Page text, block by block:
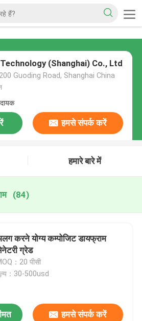
(Shanghai) Co., Ltd
Guoding Road, Shanghai China
हमसे संपर्क करें
हमारे बारे में
(84)
करने योग्य कम्पोजिट डायफ्राम
ग्रेड
：20 पीसी
：30-500usd
हमसे संपर्क करें